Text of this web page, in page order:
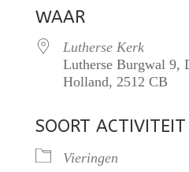
WAAR
Lutherse Kerk
Lutherse Burgwal 9,
Holland, 2512 CB
SOORT ACTIVITEIT
Vieringen